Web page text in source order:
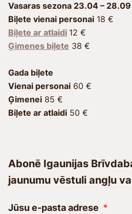
Vasaras sezona 23.04 – 28.09
Biļete vienai personai 18 €
Biļete ar atlaidi 12 €
Ģimenes biļete 38 €
Gada biļete
Vienai personai 60 €
Ģimenei 85 €
Biļete ar atlaidi 50 €
Abonē Igaunijas
jaunumu vēstuli angļu
Jūsu e-pasta adrese